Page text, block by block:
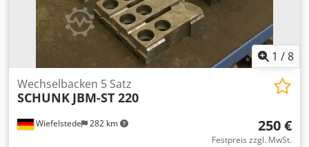
1 /8
Wiefelstede 282 km
Wechselbacken 5 Satz
SCHUNK JBM-ST 220
250 €
Festpreis zzgl. MwSt.